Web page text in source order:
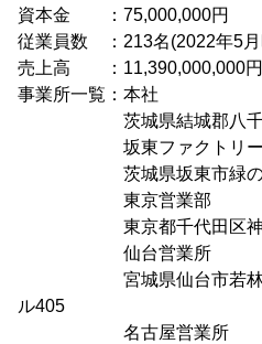
資本金 ：75,000,000円
従業員数 ：213名(2022年5
売上高 ：11,390,000,000円
事業所一覧：本社
茨城県結城郡八千代
坂東ファクトリー
茨城県坂東市緑の
東京営業部
東京都千代田区神田
仙台営業所
宮城県仙台市若林区卸
ル405
名古屋営業所